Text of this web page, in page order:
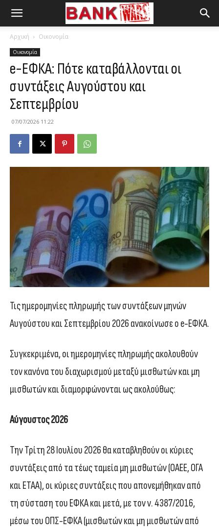
Αρχική Οικονομία
Οικονομία
e-ΕΦΚΑ: Πότε καταβάλλονται οι
συντάξεις Αυγούστου και
Σεπτεμβρίου
07/07/2026 11:22
Τις ημερομηνίες πληρωμής των συντάξεων μηνών
Αυγούστου και Σεπτεμβρίου 2026 ανακοίνωσε ο e-ΕΦΚΑ.
Συγκεκριμένα, οι ημερομηνίες πληρωμής ακολουθούν
τον κανόνα του διαχωρισμού μεταξύ μισθωτών και μη
μισθωτών και διαμορφώνονται ως ακολούθως:
Αύγουστος 2026
Την Τρίτη 28 Ιουλίου 2026 θα καταβληθούν οι κύριες
συντάξεις από τα τέως ταμεία μη μισθωτών (ΟΑΕΕ, ΟΓΑ
και ΕΤΑΑ), οι κύριες συντάξεις που απονεμήθηκαν από
τη σύσταση του ΕΦΚΑ και μετά, με τον ν. 4387/2016,
μέσω του ΟΠΣ-ΕΦΚΑ (μισθωτών και μη μισθωτών από